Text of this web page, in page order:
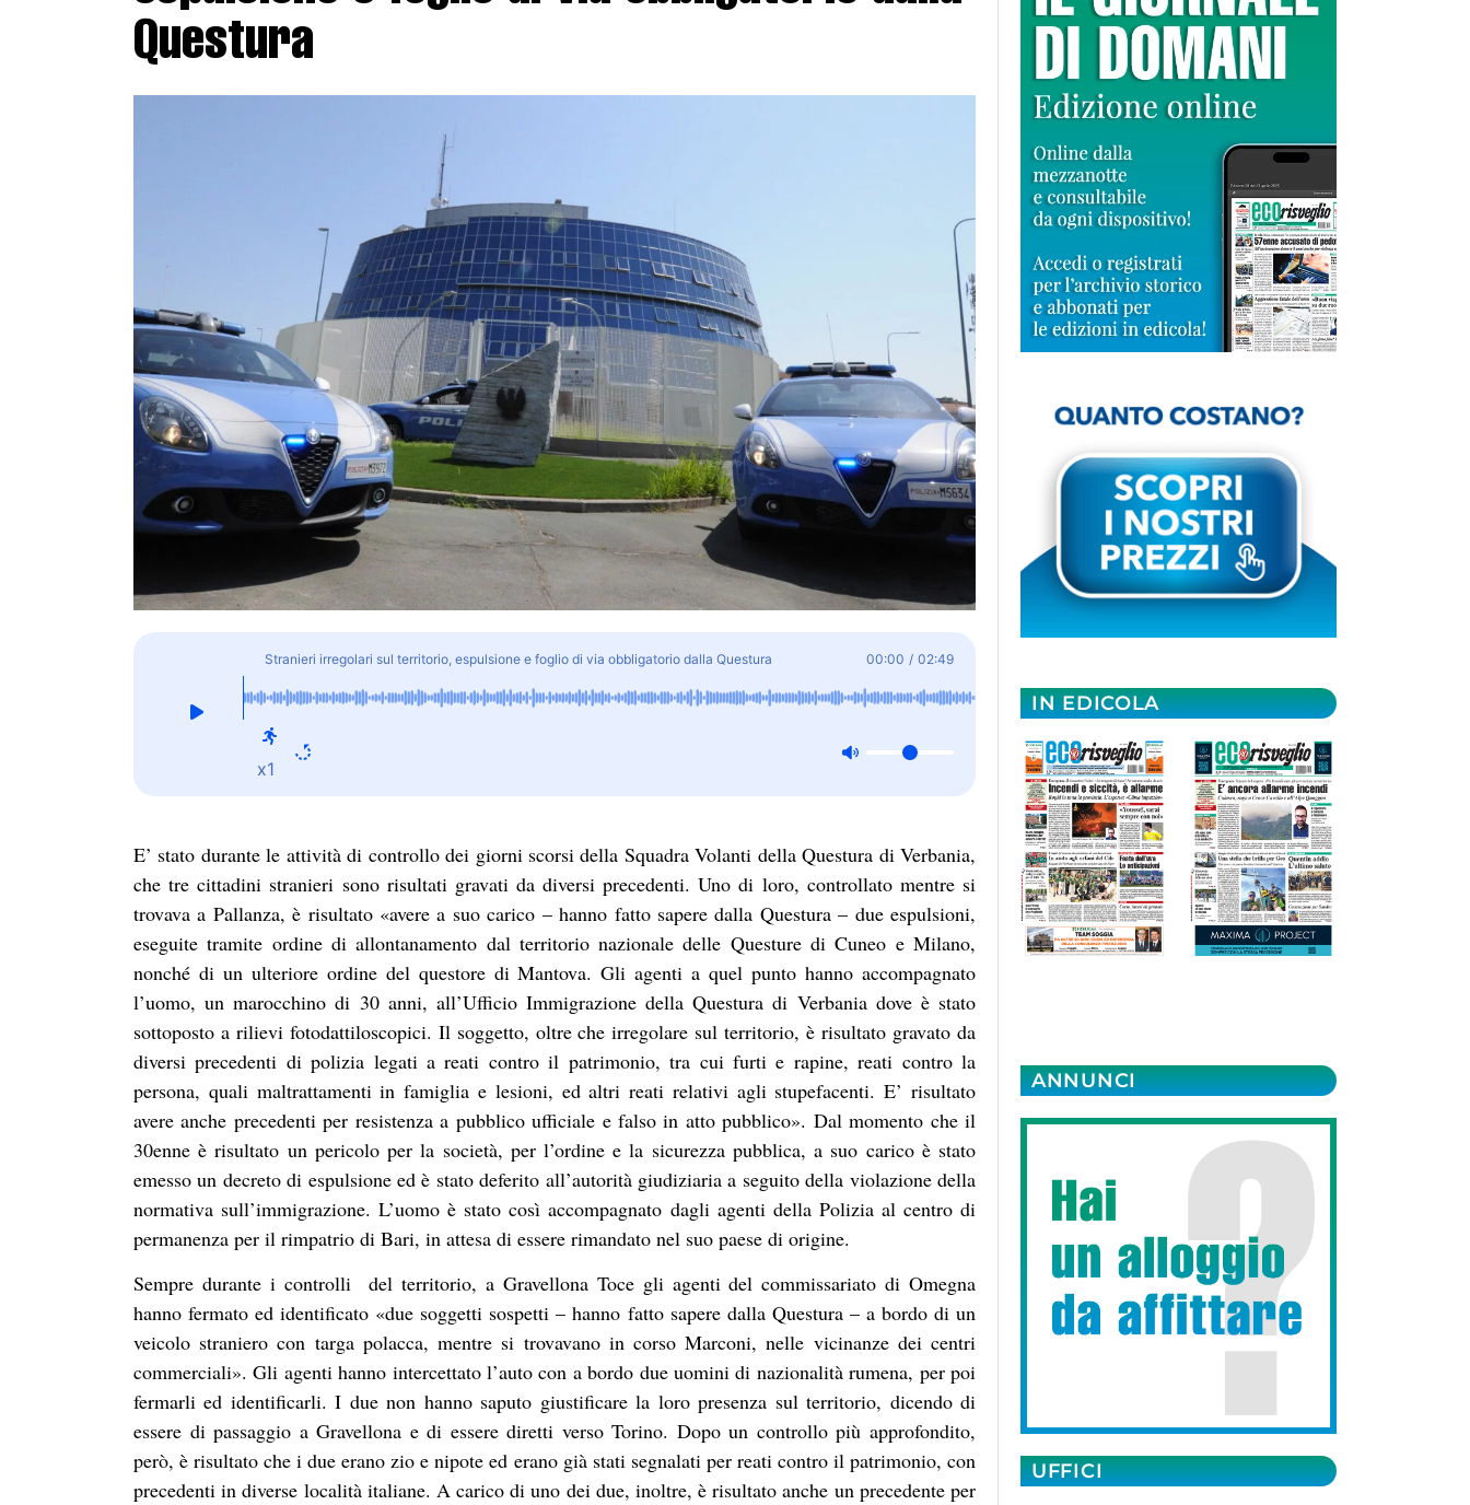
Questura
Stranieri irregolari sul territorio, espulsione e foglio di via obbligatorio dalla Questura 00:00 / 02:49
x1
E’ stato durante le attività di controllo dei giorni scorsi della Squadra Volanti della Questura di Verbania,
che tre cittadini stranieri sono risultati gravati da diversi precedenti. Uno di loro, controllato mentre si
trovava a Pallanza, è risultato «avere a suo carico – hanno fatto sapere dalla Questura – due espulsioni,
eseguite tramite ordine di allontanamento dal territorio nazionale delle Questure di Cuneo e Milano,
nonché di un ulteriore ordine del questore di Mantova. Gli agenti a quel punto hanno accompagnato
l’uomo, un marocchino di 30 anni, all’Ufficio Immigrazione della Questura di Verbania dove è stato
sottoposto a rilievi fotodattiloscopici. Il soggetto, oltre che irregolare sul territorio, è risultato gravato da
diversi precedenti di polizia legati a reati contro il patrimonio, tra cui furti e rapine, reati contro la
persona, quali maltrattamenti in famiglia e lesioni, ed altri reati relativi agli stupefacenti. E’ risultato
avere anche precedenti per resistenza a pubblico ufficiale e falso in atto pubblico». Dal momento che il
30enne è risultato un pericolo per la società, per l’ordine e la sicurezza pubblica, a suo carico è stato
emesso un decreto di espulsione ed è stato deferito all’autorità giudiziaria a seguito della violazione della
normativa sull’immigrazione. L’uomo è stato così accompagnato dagli agenti della Polizia al centro di
permanenza per il rimpatrio di Bari, in attesa di essere rimandato nel suo paese di origine.
Sempre durante i controlli del territorio, a Gravellona Toce gli agenti del commissariato di Omegna
hanno fermato ed identificato «due soggetti sospetti – hanno fatto sapere dalla Questura – a bordo di un
veicolo straniero con targa polacca, mentre si trovavano in corso Marconi, nelle vicinanze dei centri
commerciali». Gli agenti hanno intercettato l’auto con a bordo due uomini di nazionalità rumena, per poi
fermarli ed identificarli. I due non hanno saputo giustificare la loro presenza sul territorio, dicendo di
essere di passaggio a Gravellona e di essere diretti verso Torino. Dopo un controllo più approfondito,
però, è risultato che i due erano zio e nipote ed erano già stati segnalati per reati contro il patrimonio, con
precedenti in diverse località italiane. A carico di uno dei due, inoltre, è risultato anche un precedente per
IN EDICOLA
ANNUNCI
UFFICI